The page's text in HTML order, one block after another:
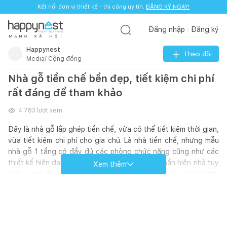
Kết nối đơn vị thiết kế - thi công uy tín. ĐĂNG KÝ NGAY!
M Ạ N G X Ã H Ộ I
Đăng nhập Đăng ký
Happynest
Media/ Cộng đồng
Theo dõi
Nhà gỗ tiền chế bền đẹp, tiết kiệm chi phí
rất đáng để tham khảo
4.783 lượt xem
Đây là nhà gỗ lắp ghép tiền chế, vừa có thể tiết kiệm thời gian,
vừa tiết kiệm chi phí cho gia chủ. Là nhà tiền chế, nhưng mẫu
nhà gỗ 1 tầng có đầy đủ các phòng chức năng cũng như các
thiết kế hiện đại, tiện nghi nhất cho gia chủ. Phần hiên nhà tuy
không quá lớn nhưng cũng đủ quây quần gia đình, hay chỉ đơn
Xem thêm